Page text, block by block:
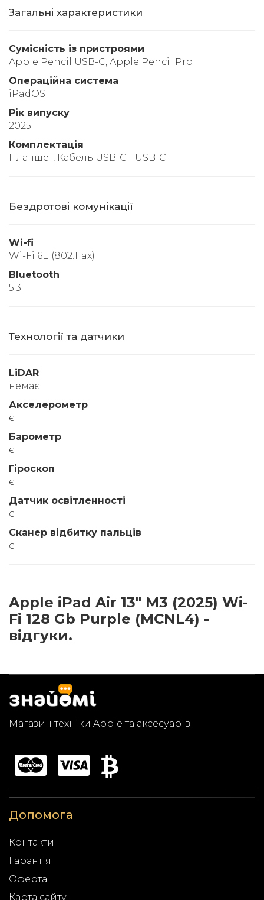
Загальні характеристики
Сумісність із пристроями
Apple Pencil USB-C, Apple Pencil Pro
Операційна система
iPadOS
Рік випуску
2025
Комплектація
Планшет, Кабель USB-C - USB-C
Бездротові комунікації
Wi-fi
Wi-Fi 6E (802.11ax)
Bluetooth
5.3
Технології та датчики
LiDAR
немає
Акселерометр
є
Барометр
є
Гіроскоп
є
Датчик освітленності
є
Сканер відбитку пальців
є
Apple iPad Air 13" M3 (2025) Wi-
Fi 128 Gb Purple (MCNL4) -
відгуки.
Магазин техніки Apple та аксесуарів
Допомога
Контакти
Гарантія
Оферта
Карта сайту